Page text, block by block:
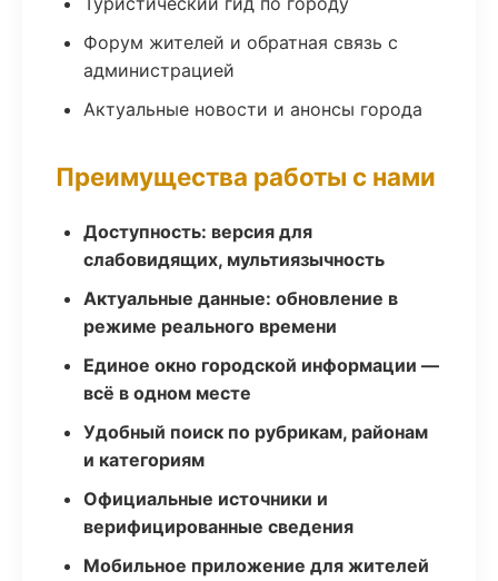
Форум жителей и обратная связь с
администрацией
Актуальные новости и анонсы города
Преимущества работы с нами
Доступность: версия для
слабовидящих, мультиязычность
Актуальные данные: обновление в
режиме реального времени
Единое окно городской информации —
всё в одном месте
Удобный поиск по рубрикам, районам
и категориям
Официальные источники и
верифицированные сведения
Мобильное приложение для жителей